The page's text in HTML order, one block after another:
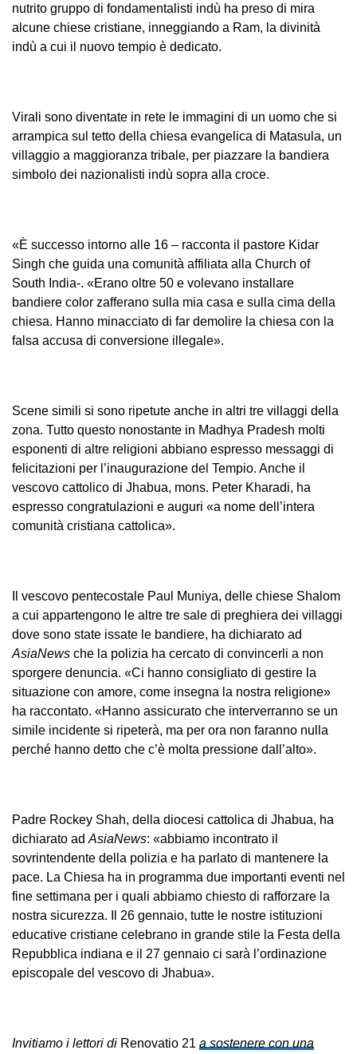
nutrito gruppo di fondamentalisti indù ha preso di mira
alcune chiese cristiane, inneggiando a Ram, la divinità
indù a cui il nuovo tempio è dedicato.
Virali sono diventate in rete le immagini di un uomo che si
arrampica sul tetto della chiesa evangelica di Matasula, un
villaggio a maggioranza tribale, per piazzare la bandiera
simbolo dei nazionalisti indù sopra alla croce.
«È successo intorno alle 16 – racconta il pastore Kidar
Singh che guida una comunità affiliata alla Church of
South India-. «Erano oltre 50 e volevano installare
bandiere color zafferano sulla mia casa e sulla cima della
chiesa. Hanno minacciato di far demolire la chiesa con la
falsa accusa di conversione illegale».
Scene simili si sono ripetute anche in altri tre villaggi della
zona. Tutto questo nonostante in Madhya Pradesh molti
esponenti di altre religioni abbiano espresso messaggi di
felicitazioni per l’inaugurazione del Tempio. Anche il
vescovo cattolico di Jhabua, mons. Peter Kharadi, ha
espresso congratulazioni e auguri «a nome dell’intera
comunità cristiana cattolica».
Il vescovo pentecostale Paul Muniya, delle chiese Shalom
a cui appartengono le altre tre sale di preghiera dei villaggi
dove sono state issate le bandiere, ha dichiarato ad
AsiaNews che la polizia ha cercato di convincerli a non
sporgere denuncia. «Ci hanno consigliato di gestire la
situazione con amore, come insegna la nostra religione»
ha raccontato. «Hanno assicurato che interverranno se un
simile incidente si ripeterà, ma per ora non faranno nulla
perché hanno detto che c’è molta pressione dall’alto».
Padre Rockey Shah, della diocesi cattolica di Jhabua, ha
dichiarato ad AsiaNews: «abbiamo incontrato il
sovrintendente della polizia e ha parlato di mantenere la
pace. La Chiesa ha in programma due importanti eventi nel
fine settimana per i quali abbiamo chiesto di rafforzare la
nostra sicurezza. Il 26 gennaio, tutte le nostre istituzioni
educative cristiane celebrano in grande stile la Festa della
Repubblica indiana e il 27 gennaio ci sarà l’ordinazione
episcopale del vescovo di Jhabua».
Invitiamo i lettori di Renovatio 21 a sostenere con una